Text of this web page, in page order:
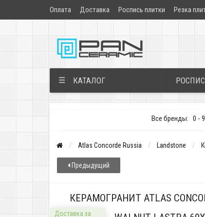
Оплата Доставка Роспись плитки Резка
☰ КАТАЛОГ
Все бренды: 0 - 9
Atlas Concorde Russia Landstone
Предыдущий
КЕРАМОГРАНИТ ATLAS
Доставка за